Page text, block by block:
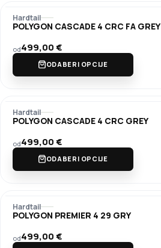
Hardtail
POLYGON CASCADE 4 CRC FA GREY
od499,00€
ODABERI OPCIJE
Hardtail
POLYGON CASCADE 4 CRC GREY
od499,00€
ODABERI OPCIJE
Hardtail
POLYGON PREMIER 4 29 GRY
od499,00€